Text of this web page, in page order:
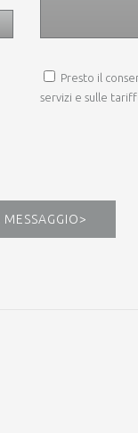
Presto il
servizi e sulle
MESSAGGIO>